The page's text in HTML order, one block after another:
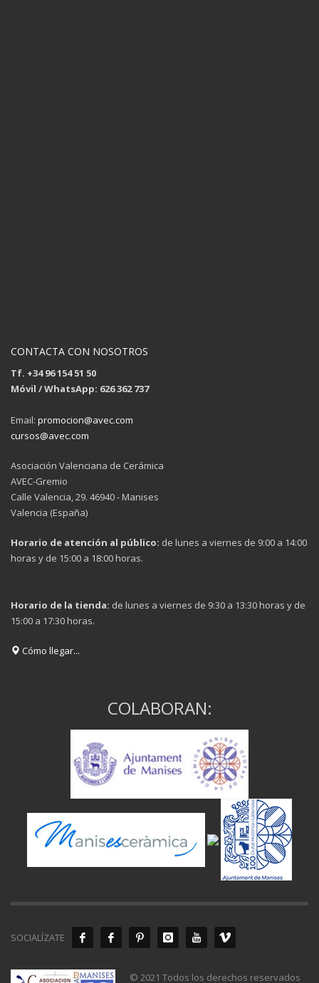
CONTACTA CON NOSOTROS
Tf. +34 96 154 51 50
Móvil / WhatsApp: 626 362 737
Email: promocion@avec.com
cursos@avec.com
Asociación Valenciana de Cerámica
AVEC-Gremio
Calle Valencia, 29. 46940 - Manises
Valencia (España)
Horario de atención al público: de lunes a viernes de 9:00 a 14:00
horas y de 15:00 a 18:00 horas.
Horario de la tienda: de lunes a viernes de 9:30 a 13:30 horas y de
15:00 a 17:30 horas.
Cómo llegar...
COLABORAN:
SOCIALÍZATE
© 2021 Todos los derechos reservados